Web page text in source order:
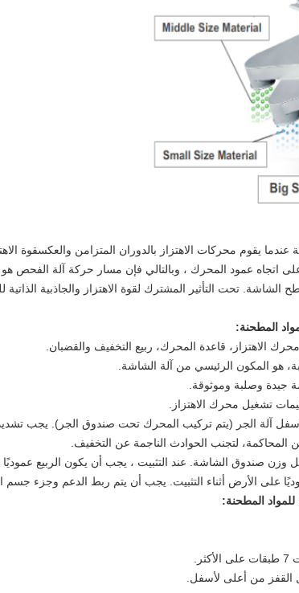
يقوم محركات الاهتزاز بالدوران المتزامن والعكسقوة
على اتجاه عمود المحرك ، وبالتالي فإن مسار حركة آلة الفحص
تحت التأثير المشترك لقوة الاهتزاز والجاذبية
المطحنة:
الاهتزاز، قاعدة المحرك، ربيع التخفيف والقضبان.
هو المكون الرئيسي من آلة الشاشة.
جيدة وصلبة وموثوقة.
تشغيل محرك الاهتزاز.
آلة الجر (يتم تركيب المحرك تحت صندوق الجر). يجب
لتجنب الحوادث الناجمة عن التخفيف.
وزن صندوق الشاشة. عند التثبيت ، يجب أن يكون الربيع
على الأرض أثناء التثبيت. يجب أن يتم ربط الدعم وجزء جسم
المطحنة: